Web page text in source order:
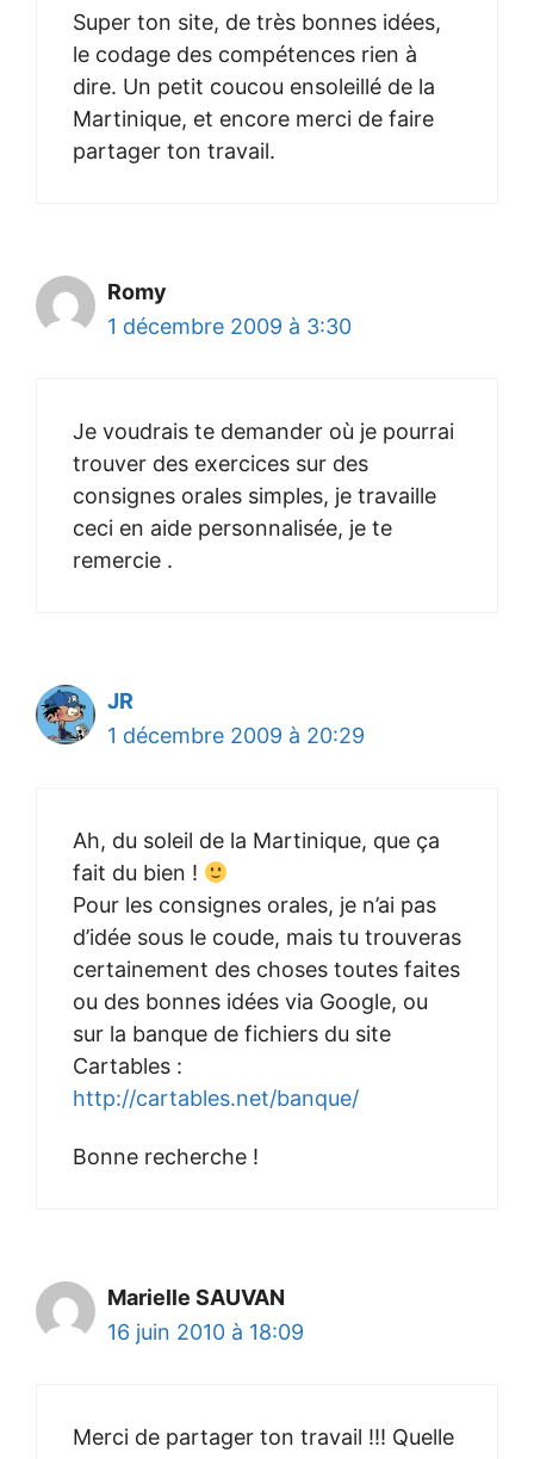
Super ton site, de très bonnes idées,
le codage des compétences rien à
dire. Un petit coucou ensoleillé de la
Martinique, et encore merci de faire
partager ton travail.
Romy
1 décembre 2009 à 3:30
Je voudrais te demander où je pourrai
trouver des exercices sur des
consignes orales simples, je travaille
ceci en aide personnalisée, je te
remercie .
JR
1 décembre 2009 à 20:29
Ah, du soleil de la Martinique, que ça
fait du bien !
Pour les consignes orales, je n’ai pas
d’idée sous le coude, mais tu trouveras
certainement des choses toutes faites
ou des bonnes idées via Google, ou
sur la banque de fichiers du site
Cartables :
http://cartables.net/banque/
Bonne recherche !
Marielle SAUVAN
16 juin 2010 à 18:09
Merci de partager ton travail !!! Quelle